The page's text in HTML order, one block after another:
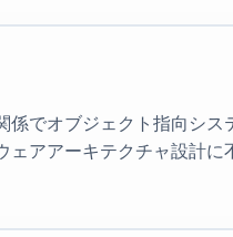
係でオブジェクト指向シス
ェアアーキテクチャ設計に